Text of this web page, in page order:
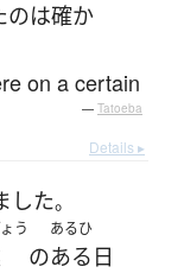
のは確か
on a certain
— Tatoeba
Details ▸
した。
う
の
あるひ
ある日